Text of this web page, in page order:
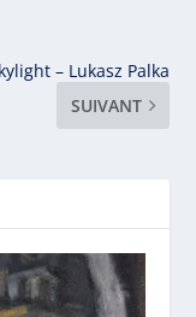
– Lukasz Palka
SUIVANT